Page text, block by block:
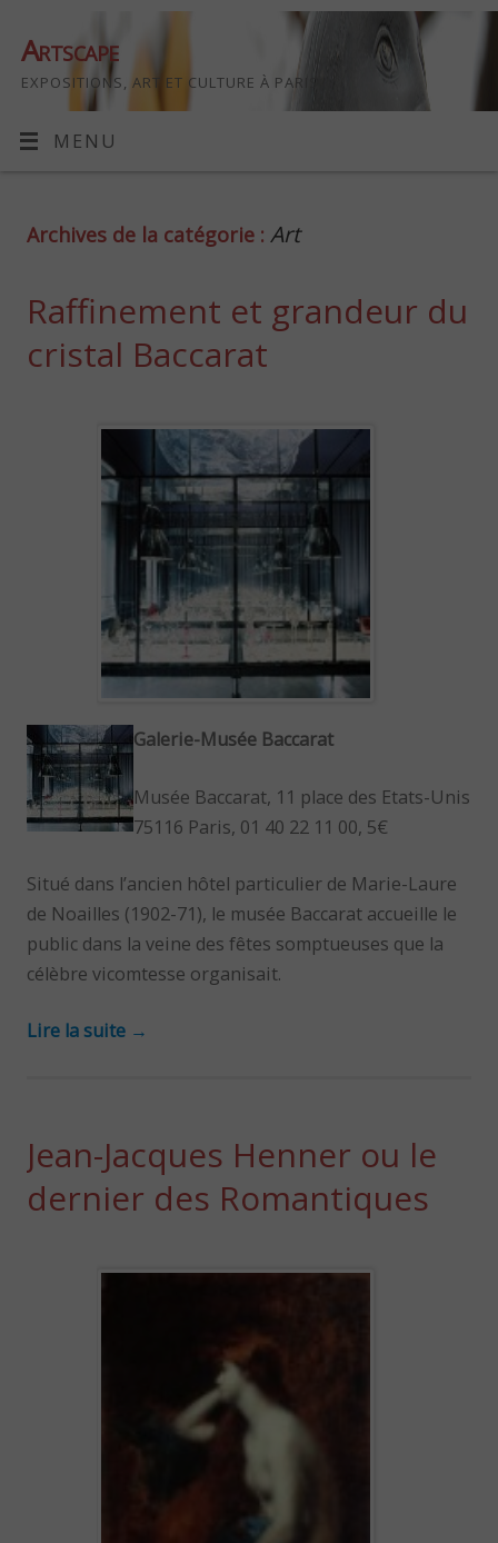
Artscape
EXPOSITIONS, ART ET CULTURE À PARIS
MENU
Archives de la catégorie :Art
Raffinement et grandeur du
cristal Baccarat
Galerie-Musée Baccarat
Musée Baccarat, 11 place des Etats-Unis
75116 Paris, 01 40 22 11 00, 5€
Situé dans l’ancien hôtel particulier de Marie-Laure
de Noailles (1902-71), le musée Baccarat accueille le
public dans la veine des fêtes somptueuses que la
célèbre vicomtesse organisait.
Lire la suite →
Jean-Jacques Henner ou le
dernier des Romantiques